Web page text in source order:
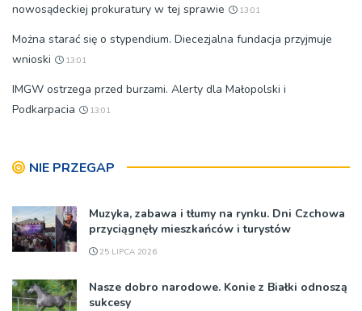
nowosądeckiej prokuratury w tej sprawie
13:01
Można starać się o stypendium. Diecezjalna fundacja przyjmuje
wnioski
13:01
IMGW ostrzega przed burzami. Alerty dla Małopolski i
Podkarpacia
13:01
NIE PRZEGAP
Muzyka, zabawa i tłumy na rynku. Dni Czchowa
przyciągnęły mieszkańców i turystów
25 LIPCA 2026
Nasze dobro narodowe. Konie z Białki odnoszą
sukcesy